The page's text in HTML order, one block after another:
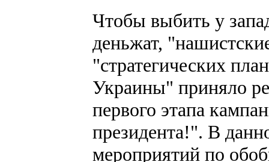
Чтобы выбить у
деньжат,
"стратегических
Украины" приняло
первого этапа
президента!". В
мероприятий по